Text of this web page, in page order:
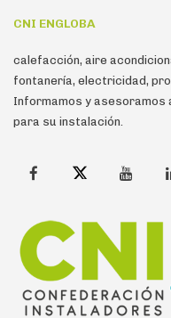
CNI ENGLOBA
calefacción, aire
fontanería, electricidad,
Informamos y asesoramos
para su instalación.